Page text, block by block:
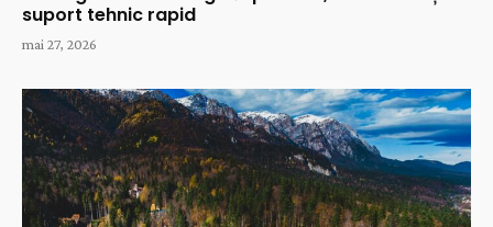
suport tehnic rapid
mai 27, 2026